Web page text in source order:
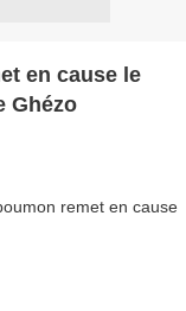
en cause le
Ghézo